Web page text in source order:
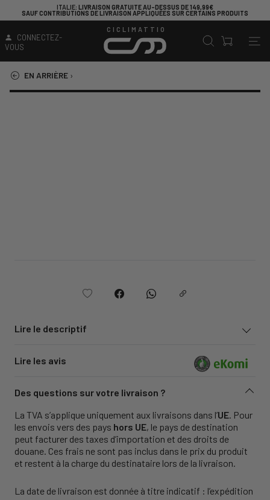
ITALIE: LIVRAISON GRATUITE AU-DESSUS DE 149,99€
SAUF CONTRIBUTIONS DE LIVRAISON APPLIQUÉES SUR CERTAINS PRODUITS
CONNECTEZ-
VOUS
CICLIMATTIO
EN ARRIÈRE ›
Lire le descriptif
Lire les avis
Des questions sur votre livraison ?
La TVA s’applique uniquement aux livraisons dans l’UE . Pour
les envois vers des pays hors UE, le pays de destination
peut facturer des taxes d’importation et des droits de
douane. Ces frais ne sont pas inclus dans le prix du produit
et restent à la charge du destinataire lors de la livraison.
La date de livraison est donnée à titre indicatif : l’expédition